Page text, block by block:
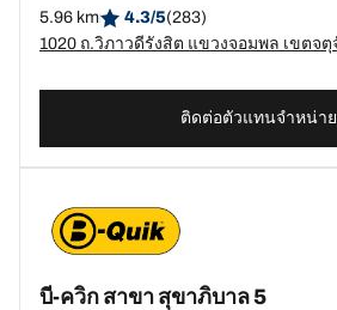
5.96 km 4.3/5(283)
ติดต่อตัวแทนจำหน่าย
บี-ควิก สาขา สุขาภิบาล 5